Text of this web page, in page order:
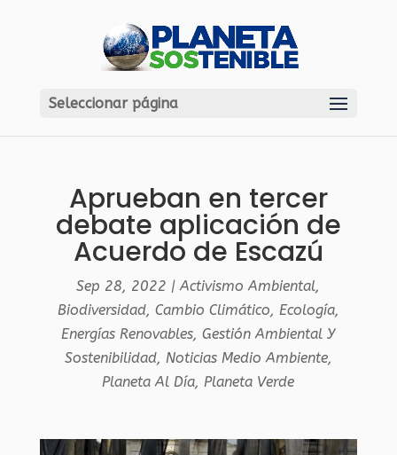
Seleccionar página
Aprueban en tercer
debate aplicación de
Acuerdo de Escazú
Sep 28, 2022 |Activismo Ambiental,
Biodiversidad, Cambio Climático, Ecología,
Energías Renovables,Gestión Ambiental Y
Sostenibilidad, Noticias Medio Ambiente,
Planeta Al Día,Planeta Verde